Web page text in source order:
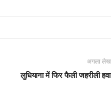
अगला लेख
लुधियाना में फिर फैली जहरीली हवा